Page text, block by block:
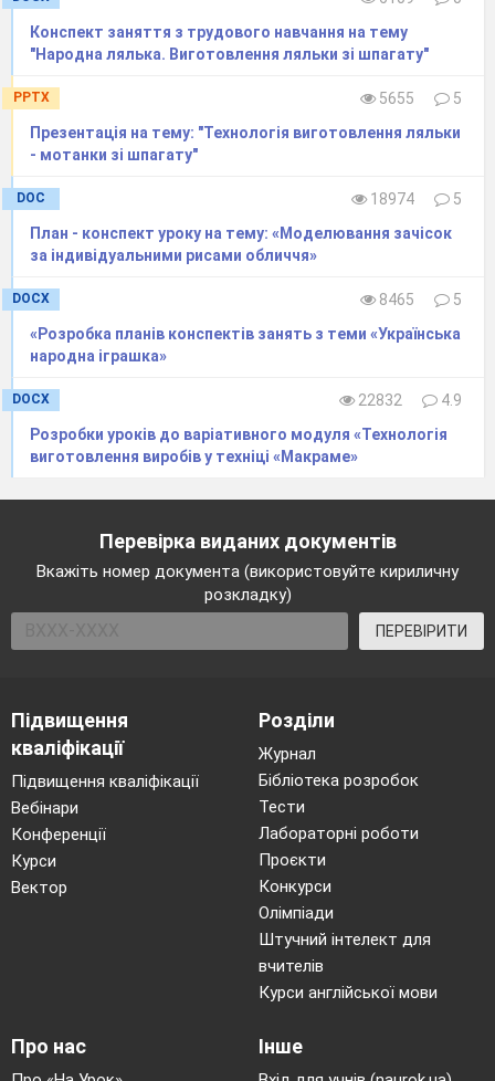
https://learningapps.org/
Заповнити заяву на
переказ готівки
https://learningapps.org/8036110
Оплата праці
працівників
Конспект заняття з трудового навчання на тему
"Народна лялька. Виготовлення ляльки зі шпагату"
PPTX 5655
5
Презентація на тему: "Технологія виготовлення ляльки
- мотанки зі шпагату"
DOC 18974
5
План - конспект уроку на тему: «Моделювання зачісок
за індивідуальними рисами обличчя»
DOCX 8465
5
«Розробка планів конспектів занять з теми «Українська
народна іграшка»
DOCX 22832
4.9
Розробки уроків до варіативного модуля «Технологія
виготовлення виробів у техніці «Макраме»
Перевірка виданих документів
Вкажіть номер документа (використовуйте кириличну
розкладку)
ПЕРЕВІРИТИ
Підвищення
кваліфікації
Підвищення кваліфікації
Вебінари
Конференції
Курси
Вектор
Розділи
Журнал
Бібліотека розробок
Тести
Лабораторні роботи
Проєкти
Конкурси
Олімпіади
Штучний інтелект для
вчителів
Курси англійської мови
Про нас Інше